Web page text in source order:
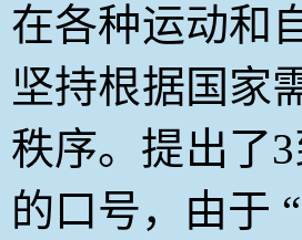
在各种运动和
坚持根据国家
秩序。提出了
的口号，由于